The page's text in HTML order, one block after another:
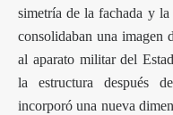
simetría de la fachada y
consolidaban una imagen
al aparato militar del
la estructura después
incorporó una nueva